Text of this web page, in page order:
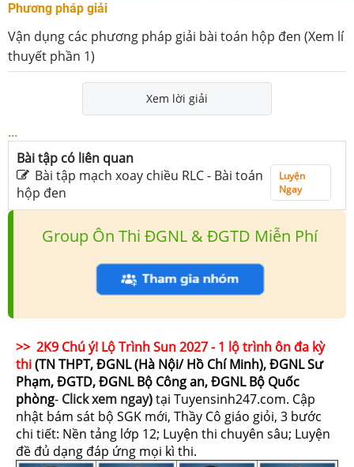
Phương pháp giải
Vận dụng các phương pháp giải bài toán hộp đen (Xem lí
thuyết phần 1)
Xem lời giải
...
Bài tập có liên quan
Bài tập mạch xoay chiều RLC - Bài toán
hộp đen
Luyện
Ngay
Group Ôn Thi ĐGNL & ĐGTD Miễn Phí
>> 2K9 Chú ý! Lộ Trình Sun 2027 - 1 lộ trình ôn đa kỳ
thi(TN THPT, ĐGNL (Hà Nội/ Hồ Chí Minh), ĐGNL Sư
Phạm, ĐGTD, ĐGNL Bộ Công an, ĐGNL Bộ Quốc
phòng- Click xem ngay)tại Tuyensinh247.com. Cập
nhật bám sát bộ SGK mới, Thầy Cô giáo giỏi, 3 bước
chi tiết: Nền tảng lớp 12; Luyện thi chuyên sâu; Luyện
đề đủ dạng đáp ứng mọi kì thi.